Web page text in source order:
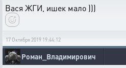
Вася ЖГИ, ишек мало )))
17 Октября 2019 19:44:12
Роман_Владимирович